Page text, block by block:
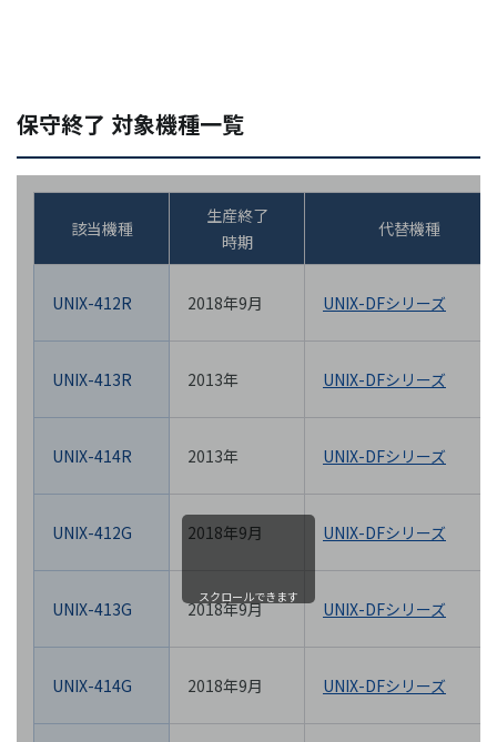
保守終了 対象機種一覧
該当機種
生産終了
時期
代替機種
UNIX-412R 2018年9月 UNIX-DFシリーズ
UNIX-413R 2013年 UNIX-DFシリーズ
UNIX-414R 2013年 UNIX-DFシリーズ
UNIX-412G 2018年9月 UNIX-DFシリーズ
UNIX-413G 2018年9月 UNIX-DFシリーズ
UNIX-414G 2018年9月 UNIX-DFシリーズ
スクロールできます